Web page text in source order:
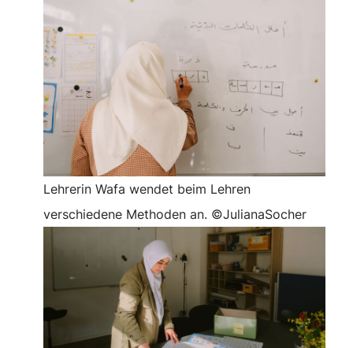
Lehrerin Wafa wendet beim Lehren
verschiedene Methoden an. ©JulianaSocher